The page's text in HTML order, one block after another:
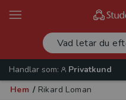
Handlar som:
Privatkund
Hem / Rikard Loman